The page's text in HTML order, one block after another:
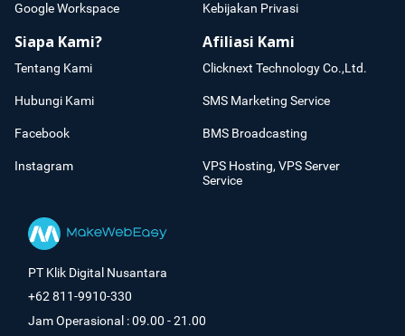
Google Workspace Kebijakan Privasi
Siapa Kami?
Tentang Kami
Hubungi Kami
Facebook
Instagram
Afiliasi Kami
Clicknext Technology Co.,Ltd.
SMS Marketing Service
BMS Broadcasting
VPS Hosting, VPS Server
Service
PT Klik Digital Nusantara
+62 811-9910-330
Jam Operasional : 09.00 - 21.00